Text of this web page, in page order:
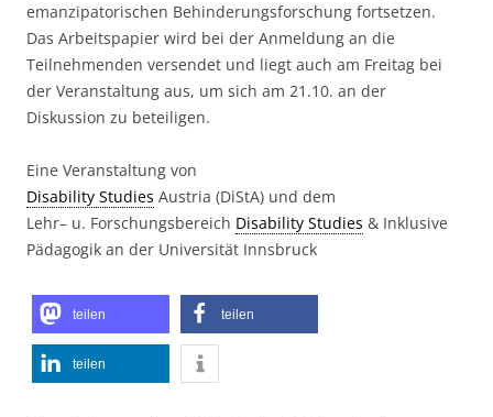
emanzipatorischen Behinderungsforschung fortsetzen.
Das Arbeitspapier wird bei der Anmeldung an die
Teilnehmenden versendet und liegt auch am Freitag bei
der Veranstaltung aus, um sich am 21.10. an der
Diskussion zu beteiligen.
Eine Veranstaltung von
Disability Studies Austria (DiStA) und dem
Lehr– u. Forschungsbereich Disability Studies & Inklusive
Pädagogik an der Universität Innsbruck
teilen teilen
teilen